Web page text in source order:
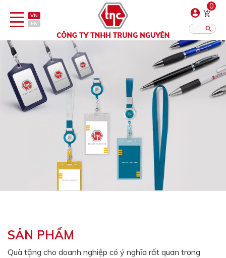
VN
EN
0
Danh sách sản phẩm
Bút
Đồ sứ quà tặng
Bình/ca giữ nhiệt
Dây đeo & Phụ kiện
Màu sắc
Đỏ
Đen
Hiển thị?:
SẢN PHẨM
Quà tặng cho doanh nghiệp có ý nghĩa rất quan trọng